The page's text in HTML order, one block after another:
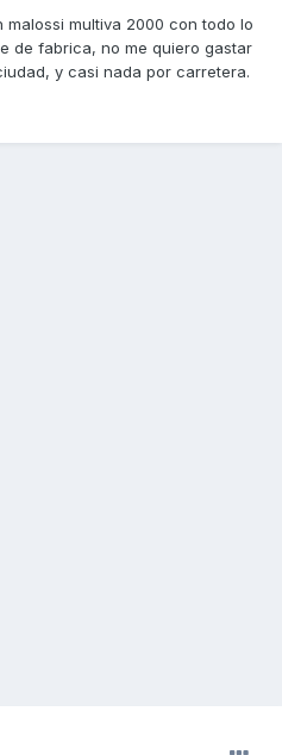
malossi multiva 2000 con todo lo
de fabrica, no me quiero gastar
y casi nada por carretera.